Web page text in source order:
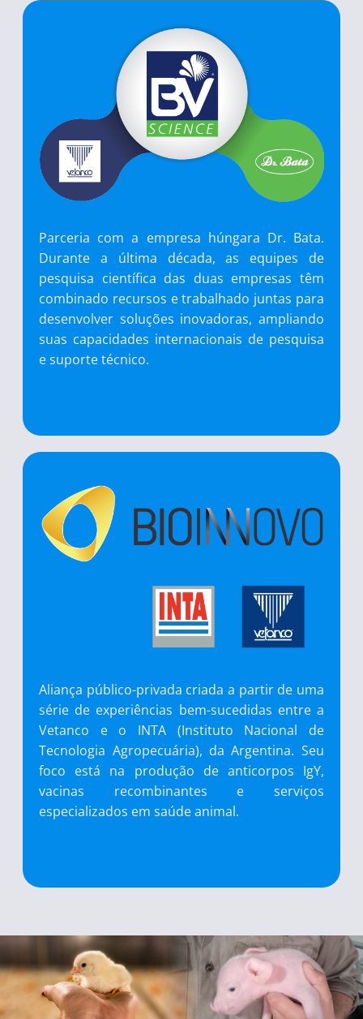
Parceria com a empresa húngara Dr. Bata.
Durante a última década, as equipes de
pesquisa científica das duas empresas têm
combinado recursos e trabalhado juntas para
desenvolver soluções inovadoras, ampliando
suas capacidades internacionais de pesquisa
e suporte técnico.
Aliança público-privada criada a partir de uma
série de experiências bem-sucedidas entre a
Vetanco e o INTA (Instituto Nacional de
Tecnologia Agropecuária), da Argentina. Seu
foco está na produção de anticorpos IgY,
vacinas recombinantes e serviços
especializados em saúde animal.